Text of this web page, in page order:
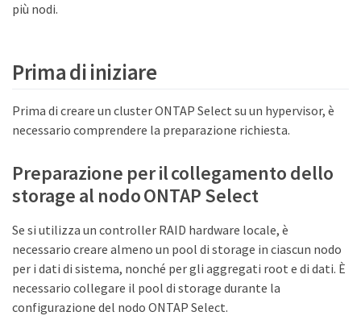
più nodi.
Prima di iniziare
Prima di creare un cluster ONTAP Select su un hypervisor, è
necessario comprendere la preparazione richiesta.
Preparazione per il collegamento dello
storage al nodo ONTAP Select
Se si utilizza un controller RAID hardware locale, è
necessario creare almeno un pool di storage in ciascun nodo
per i dati di sistema, nonché per gli aggregati root e di dati. È
necessario collegare il pool di storage durante la
configurazione del nodo ONTAP Select.